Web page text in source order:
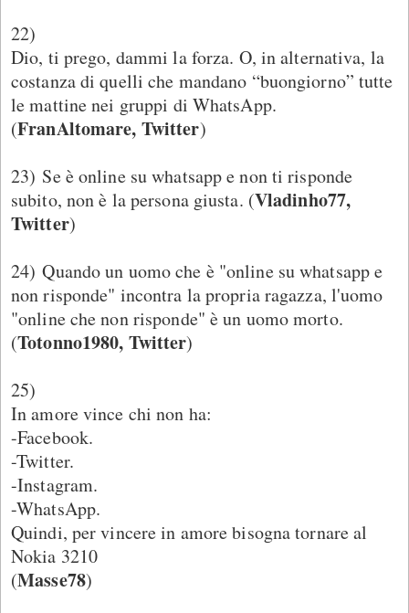
22)
Dio, ti prego, dammi la forza. O, in alternativa, la
costanza di quelli che mandano “buongiorno” tutte
le mattine nei gruppi di WhatsApp.
(FranAltomare, Twitter)
23) Se è online su whatsapp e non ti risponde
subito, non è la persona giusta. (Vladinho77,
Twitter)
24) Quando un uomo che è "online su whatsapp e
non risponde" incontra la propria ragazza, l'uomo
"online che non risponde" è un uomo morto.
(Totonno1980, Twitter)
25)
In amore vince chi non ha:
-Facebook.
-Twitter.
-Instagram.
-WhatsApp.
Quindi, per vincere in amore bisogna tornare al
Nokia 3210
(Masse78)